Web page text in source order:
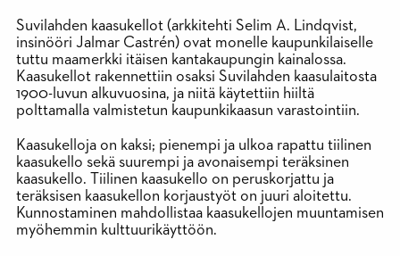
Suvilahden kaasukellot (arkkitehti Selim A. Lindqvist,
insinööri Jalmar Castrén) ovat monelle kaupunkilaiselle
tuttu maamerkki itäisen kantakaupungin kainalossa.
Kaasukellot rakennettiin osaksi Suvilahden kaasulaitosta
1900-luvun alkuvuosina, ja niitä käytettiin hiiltä
polttamalla valmistetun kaupunkikaasun varastointiin.
Kaasukelloja on kaksi; pienempi ja ulkoa rapattu tiilinen
kaasukello sekä suurempi ja avonaisempi teräksinen
kaasukello. Tiilinen kaasukello on peruskorjattu ja
teräksisen kaasukellon korjaustyöt on juuri aloitettu.
Kunnostaminen mahdollistaa kaasukellojen muuntamisen
myöhemmin kulttuurikäyttöön.